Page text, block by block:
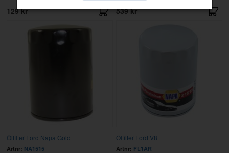
129 kr 539 kr
Ölfilter Ford Napa Gold
Artnr: NA1515
Ölfilter Ford V8
Artnr: FL1AR